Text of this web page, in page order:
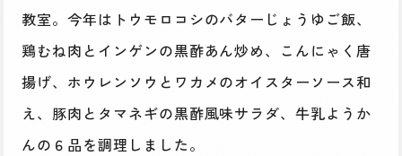
教室。今年はトウモロコシのバターじょうゆご飯、
鶏むね肉とインゲンの黒酢あん炒め、こんにゃく唐
揚げ、ホウレンソウとワカメのオイスターソース和
え、豚肉とタマネギの黒酢風味サラダ、牛乳ようか
んの６品を調理しました。